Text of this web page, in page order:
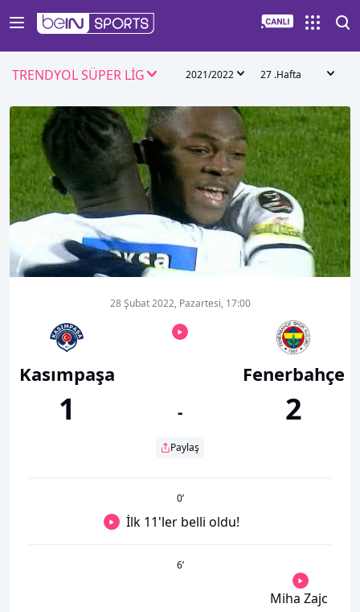
TRENDYOL SÜPER LİG 2021/2022 27 .Hafta
Kasımpaşa
1
28 Şubat 2022, Pazartesi, 17:00
-
Paylaş
Fenerbahçe
2
0’
İlk 11'ler belli oldu!
6’
Miha Zajc